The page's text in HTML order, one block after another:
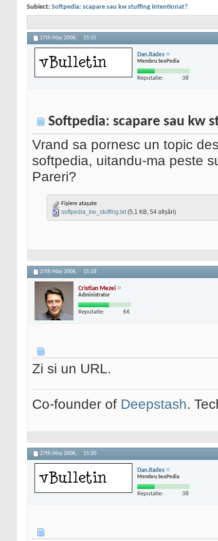
Subiect: Softpedia: scapare sau kw stuffing intentionat?
27th May 2006, 15:15
Dan.Rades
Membru SeoPedia
Reputatie: 38
Softpedia: scapare sau kw
Vrand sa pornesc un topic
softpedia, uitandu-ma peste
Pareri?
Fișiere atașate
softpedia_kw_stuffing.txt (5,1 KB, 54 afișări)
27th May 2006, 15:18
Cristian Mezei
Administrator
Reputatie: 66
Zi si un URL.
Co-founder of Deepstash.
27th May 2006, 15:20
Dan.Rades
Membru SeoPedia
Reputatie: 38